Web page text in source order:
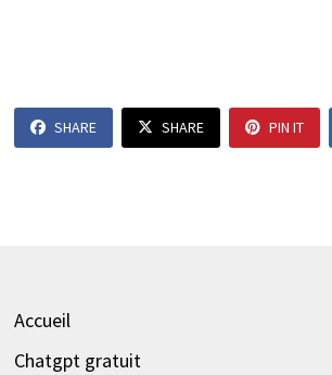
SHARE SHARE PIN IT
Accueil
Chatgpt gratuit